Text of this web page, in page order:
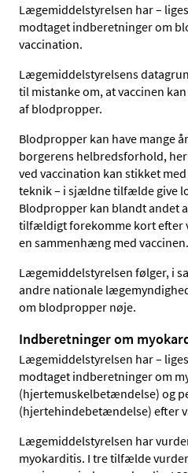
Lægemiddelstyrelsen har –
modtaget indberetninger om
vaccination.
Lægemiddelstyrelsens
til mistanke om, at vaccinen
af blodpropper.
Blodpropper kan have mange
borgerens helbredsforhold,
ved vaccination kan stikket
teknik – i sjældne tilfælde give
Blodpropper kan blandt andet
tilfældigt forekomme kort efter
en sammenhæng med vaccinen.
Lægemiddelstyrelsen følger, i
andre nationale
om blodpropper nøje.
Indberetninger om
Lægemiddelstyrelsen har –
modtaget indberetninger om
(hjertemuskelbetændelse) og
(hjertehindebetændelse) efter
Lægemiddelstyrelsen har
myokarditis. I tre tilfælde